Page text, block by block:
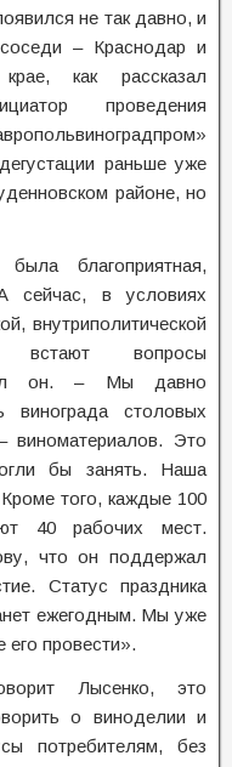
не так давно, и
– Краснодар и
как рассказал
проведения
раньше уже
районе, но
благоприятная,
сейчас, в условиях
внутриполитической
вопросы
он. – Мы давно
столовых
Это
бы занять. Наша
того, каждые 100
40 рабочих мест.
что он поддержал
Статус праздника
ежегодным. Мы уже
провести».
Лысенко, это
о виноделии и
потребителям, без